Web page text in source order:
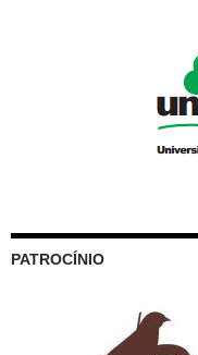
PATROCÍNIO